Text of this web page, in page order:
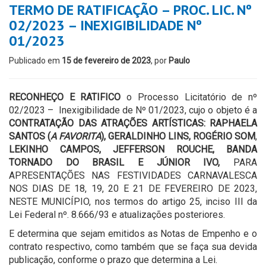
TERMO DE RATIFICAÇÃO – PROC. LIC. Nº
02/2023 – INEXIGIBILIDADE Nº
01/2023
Publicado em 15 de fevereiro de 2023, por Paulo
RECONHEÇO E RATIFICO o Processo Licitatório de nº
02/2023 – Inexigibilidade de Nº 01/2023, cujo o objeto é a
CONTRATAÇÃO DAS ATRAÇÕES ARTÍSTICAS: RAPHAELA
SANTOS (A FAVORITA), GERALDINHO LINS, ROGÉRIO SOM,
LEKINHO CAMPOS, JEFFERSON ROUCHE, BANDA
TORNADO DO BRASIL E JÚNIOR IVO, PARA
APRESENTAÇÕES NAS FESTIVIDADES CARNAVALESCA
NOS DIAS DE 18, 19, 20 E 21 DE FEVEREIRO DE 2023,
NESTE MUNICÍPIO, nos termos do artigo 25, inciso III da
Lei Federal nº. 8.666/93 e atualizações posteriores.
E determina que sejam emitidos as Notas de Empenho e o
contrato respectivo, como também que se faça sua devida
publicação, conforme o prazo que determina a Lei.